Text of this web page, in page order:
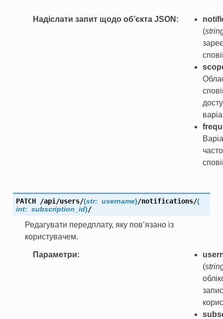
Надіслати запит щодо об’єкта JSON
(
PATCH /api/users/(str: username)/notifications/(
int: subscription_id)/
Редагувати передплату, яку пов’язано із
користувачем.
Параметри
(